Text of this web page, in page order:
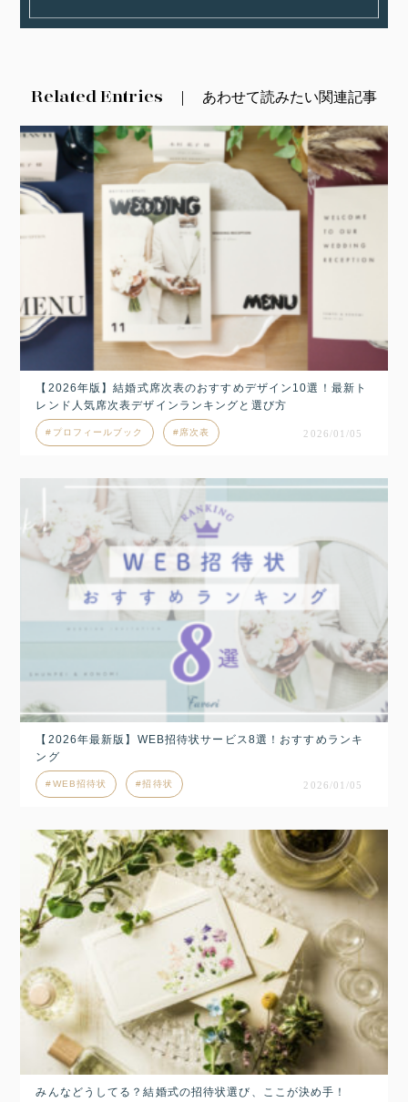
Related Entries あわせて読みたい関連記事
【2026年版】結婚式席次表のおすすめデザイン10選！最新ト
レンド人気席次表デザインランキングと選び方
プロフィールブック 席次表 2026/01/05
【2026年最新版】WEB招待状サービス8選！おすすめランキ
ング
WEB招待状 招待状 2026/01/05
みんなどうしてる？結婚式の招待状選び、ここが決め手！